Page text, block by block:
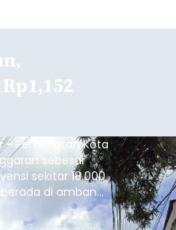
- Pemerintah Kota
sebesar
sekitar 18.000
di ambang
ini diambil
berada pada